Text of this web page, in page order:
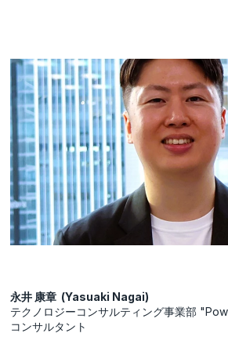
永井 康章 (Yasuaki Nagai)
テクノロジーコンサルティング事業部
コンサルタント